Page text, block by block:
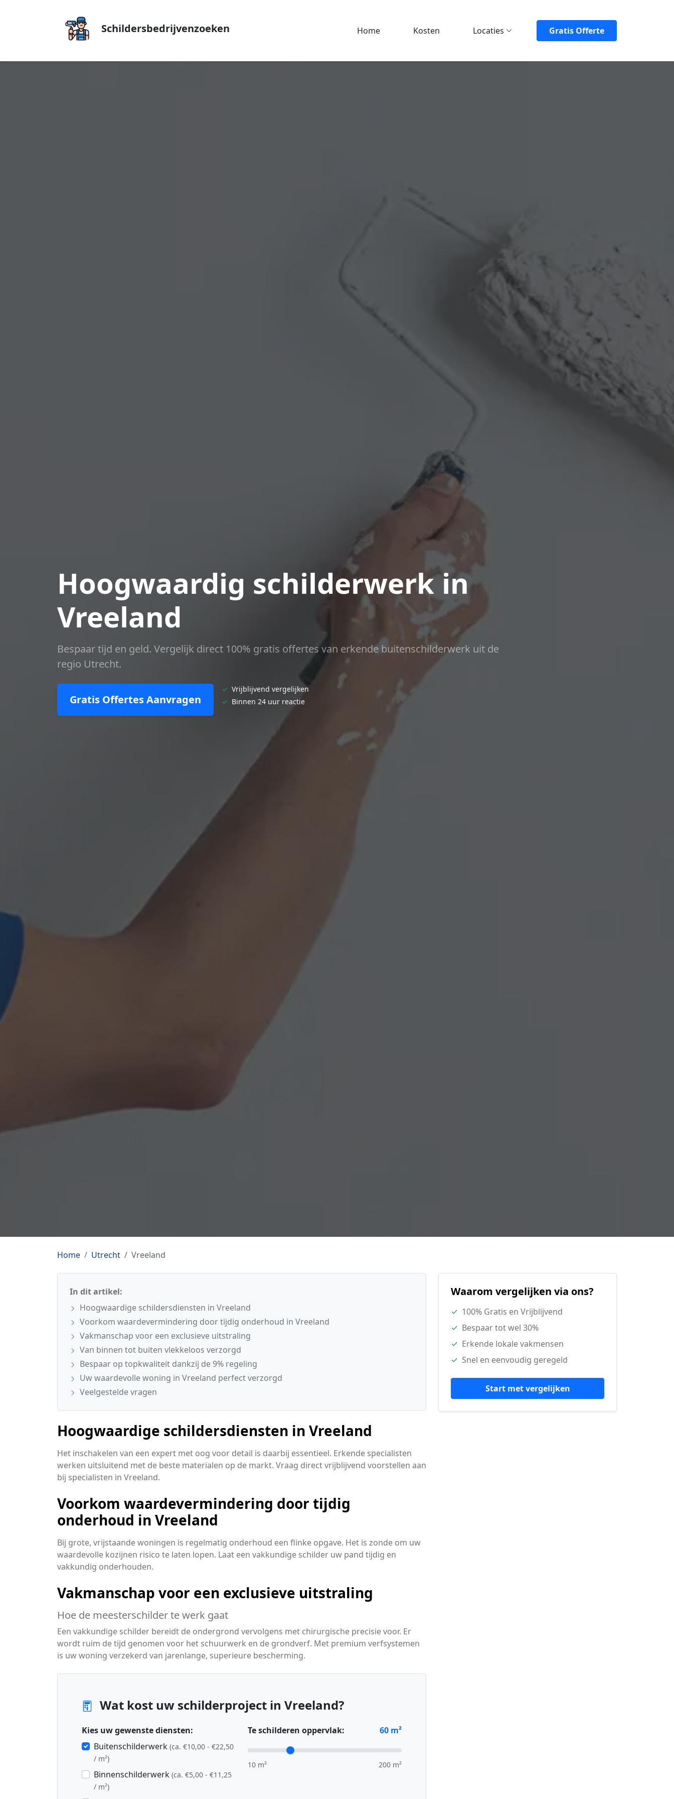
Schildersbedrijvenzoeken Home Kosten Locaties Gratis Offerte
Hoogwaardig schilderwerk in
Vreeland
Bespaar tijd en geld. Vergelijk direct 100% gratis offertes van erkende buitenschilderwerk uit de
regio Utrecht.
Gratis Offertes Aanvragen
✓ Vrijblijvend vergelijken
✓ Binnen 24 uur reactie
Home Utrecht Vreeland
In dit artikel:
Hoogwaardige schildersdiensten in Vreeland
Voorkom waardevermindering door tijdig onderhoud in Vreeland
Vakmanschap voor een exclusieve uitstraling
Van binnen tot buiten vlekkeloos verzorgd
Bespaar op topkwaliteit dankzij de 9% regeling
Uw waardevolle woning in Vreeland perfect verzorgd
Veelgestelde vragen
Hoogwaardige schildersdiensten in Vreeland
Het inschakelen van een expert met oog voor detail is daarbij essentieel. Erkende specialisten
werken uitsluitend met de beste materialen op de markt. Vraag direct vrijblijvend voorstellen aan
bij specialisten in Vreeland.
Voorkom waardevermindering door tijdig
onderhoud in Vreeland
Bij grote, vrijstaande woningen is regelmatig onderhoud een flinke opgave. Het is zonde om uw
waardevolle kozijnen risico te laten lopen. Laat een vakkundige schilder uw pand tijdig en
vakkundig onderhouden.
Vakmanschap voor een exclusieve uitstraling
Hoe de meesterschilder te werk gaat
Een vakkundige schilder bereidt de ondergrond vervolgens met chirurgische precisie voor. Er
wordt ruim de tijd genomen voor het schuurwerk en de grondverf. Met premium verfsystemen
is uw woning verzekerd van jarenlange, superieure bescherming.
Wat kost uw schilderproject in Vreeland?
Kies uw gewenste diensten:
Buitenschilderwerk (ca. €10,00 - €22,50
/ m²)
Binnenschilderwerk (ca. €5,00 - €11,25
/ m²)
Te schilderen oppervlak: 60 m²
10 m² 200 m²
Waarom vergelijken via ons?
✓ 100% Gratis en Vrijblijvend
✓ Bespaar tot wel 30%
✓ Erkende lokale vakmensen
✓ Snel en eenvoudig geregeld
Start met vergelijken